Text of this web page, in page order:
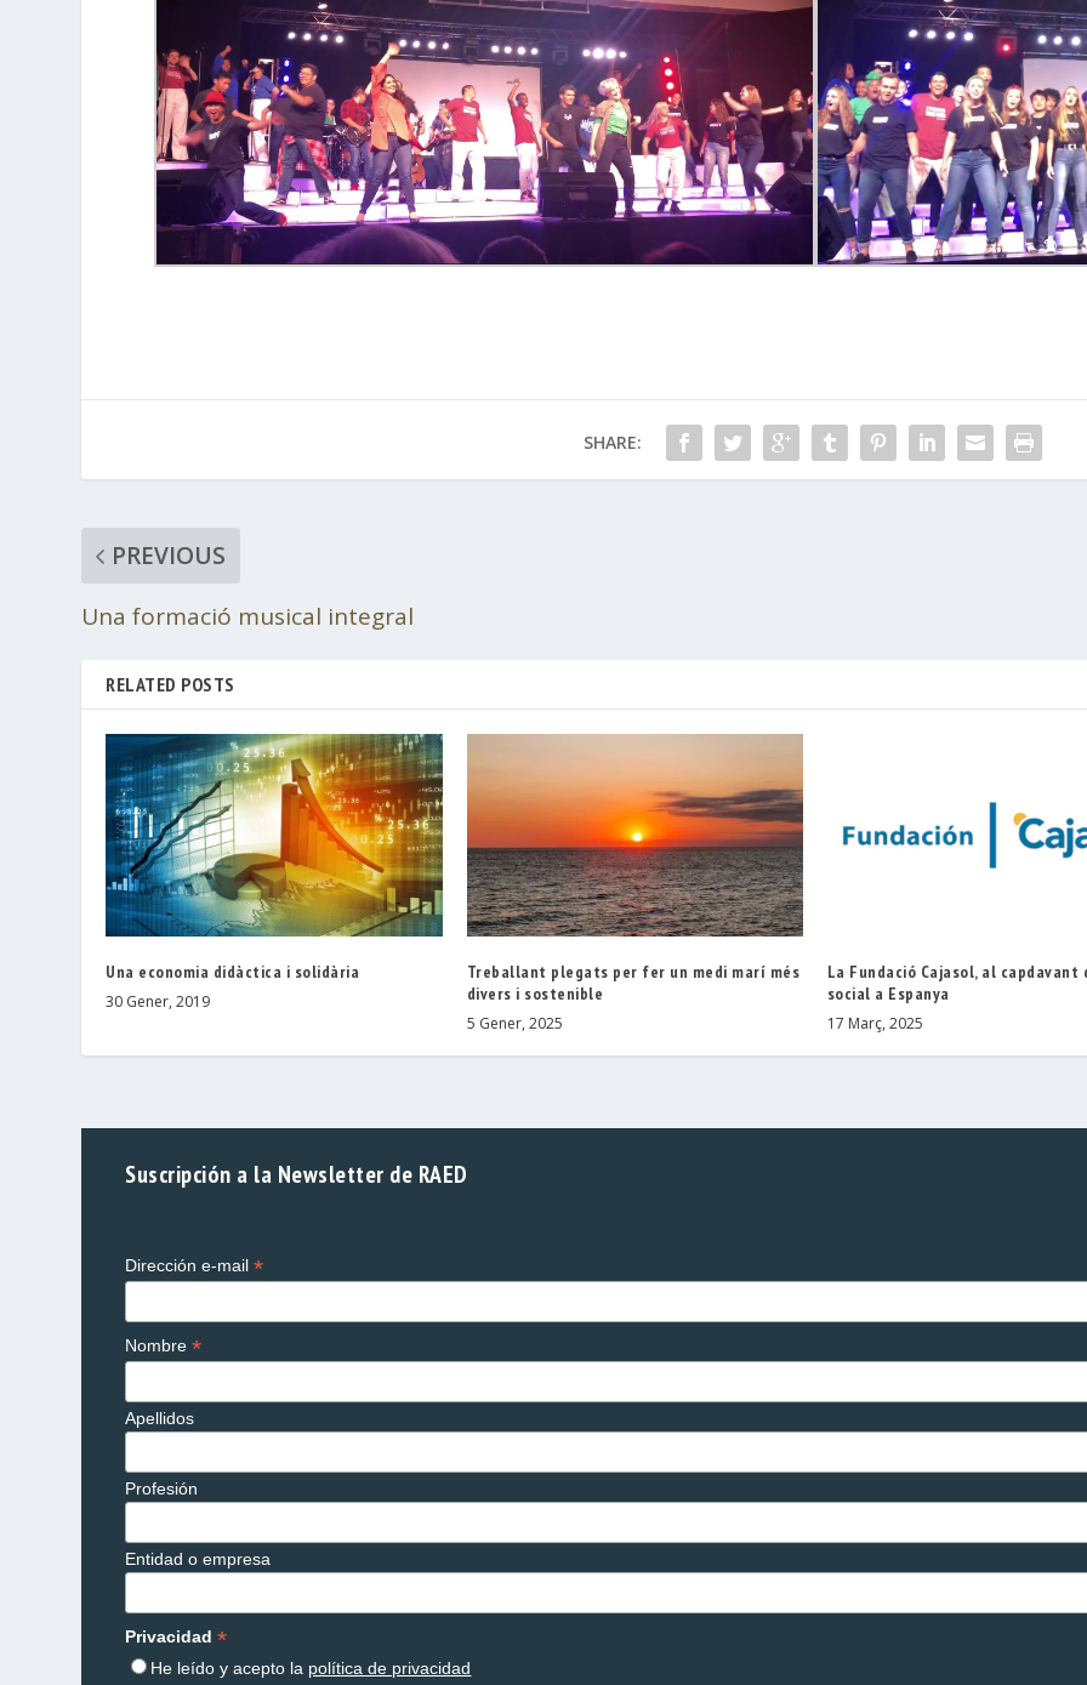
SHARE:
PREVIOUS
Una formació musical integral
RELATED POSTS
Una economia didàctica i solidària
30 Gener, 2019
Treballant plegats per fer un medi marí més
divers i sostenible
5 Gener, 2025
La Fundació Cajasol, al capdavant
social a Espanya
17 Març, 2025
Suscripción a la Newsletter de RAED
Dirección e-mail*
Nombre*
Apellidos
Profesión
Entidad o empresa
Privacidad*
He leído y acepto la política de privacidad